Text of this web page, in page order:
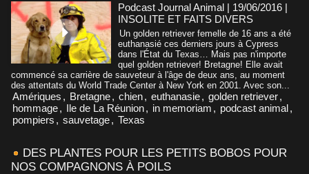
Podcast Journal Animal | 19/06/2016 |
INSOLITE ET FAITS DIVERS
Un golden retriever femelle de 16 ans a été
euthanasié ces derniers jours à Cypress
dans l'État du Texas… Mais pas n'importe
quel golden retriever! Bretagne! Elle avait
commencé sa carrière de sauveteur à l'âge de deux ans, au moment
des attentats du World Trade Center à New York en 2001. Avec son...
Amériques , Bretagne, chien, euthanasie, golden retriever,
hommage, Ile de La Réunion, in memoriam , podcast animal,
pompiers , sauvetage, Texas
DES PLANTES POUR LES PETITS BOBOS POUR
NOS COMPAGNONS À POILS